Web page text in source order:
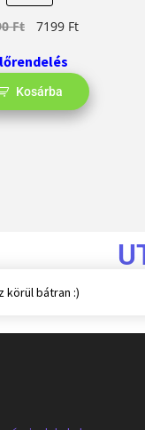
Ft 7199 Ft
Kosárba
körül bátran :)